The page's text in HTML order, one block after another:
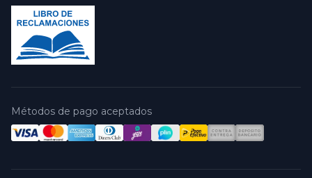
Métodos de pago aceptados